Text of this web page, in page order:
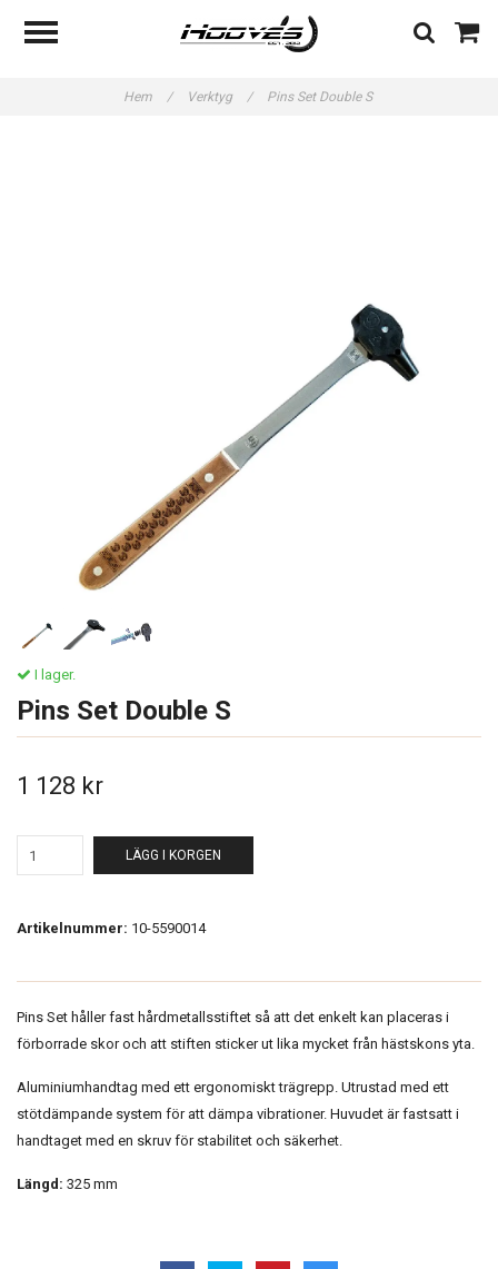
Hem / Verktyg / Pins Set Double S
I lager.
Pins Set Double S
1 128 kr
LÄGG I KORGEN
Artikelnummer: 10-5590014
Pins Set håller fast hårdmetallsstiftet så att det enkelt kan placeras i
förborrade skor och att stiften sticker ut lika mycket från hästskons yta.
Aluminiumhandtag med ett ergonomiskt trägrepp. Utrustad med ett
stötdämpande system för att dämpa vibrationer. Huvudet är fastsatt i
handtaget med en skruv för stabilitet och säkerhet.
Längd: 325 mm